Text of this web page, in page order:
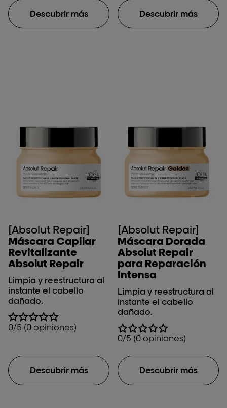
Descubrir más Descubrir más
[Absolut Repair]
Máscara Capilar
Revitalizante
Absolut Repair
Limpia y reestructura al
instante el cabello
dañado.
0/5 (0 opiniones)
Descubrir más
[Absolut Repair]
Máscara Dorada
Absolut Repair
para Reparación
Intensa
Limpia y reestructura al
instante el cabello
dañado.
0/5 (0 opiniones)
Descubrir más